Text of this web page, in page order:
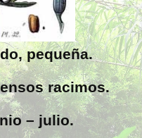
pequeña.
racimos.
– julio.